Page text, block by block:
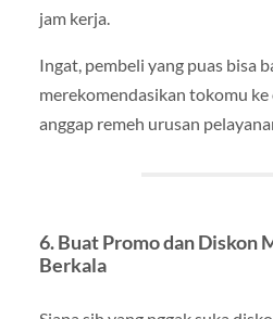
jam kerja.
Ingat, pembeli yang puas bisa
merekomendasikan tokomu ke
anggap remeh urusan
6.Buat Promo dan Diskon
Berkala